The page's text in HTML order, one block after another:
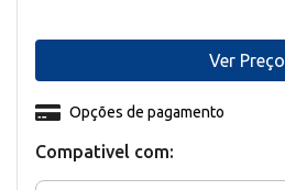
Compativel com:
Opções de pagamento
Ver Preço